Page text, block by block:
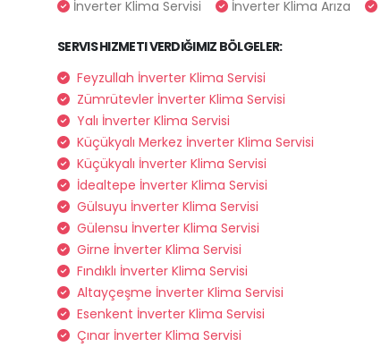
İnverter Klima Servisi
İnverter Klima Arıza
SERVIS HIZMETI VERDIĞIMIZ BÖLGELER:
Feyzullah İnverter Klima Servisi
Zümrütevler İnverter Klima Servisi
Yalı İnverter Klima Servisi
Küçükyalı Merkez İnverter Klima Servisi
Küçükyalı İnverter Klima Servisi
İdealtepe İnverter Klima Servisi
Gülsuyu İnverter Klima Servisi
Gülensu İnverter Klima Servisi
Girne İnverter Klima Servisi
Fındıklı İnverter Klima Servisi
Altayçeşme İnverter Klima Servisi
Esenkent İnverter Klima Servisi
Çınar İnverter Klima Servisi